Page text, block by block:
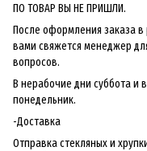
ПО ТОВАР ВЫ НЕ ПРИШЛИ.
После оформления заказа в
вами свяжется менеджер
вопросов.
В нерабочие дни суббота и
понедельник.
-Доставка
Отправка стекляных и